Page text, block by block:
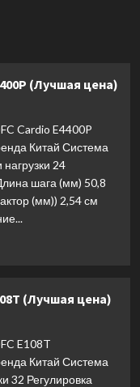
(Лучшая цена)
Cardio E4400P
Китай Система
24
шага (мм) 50,8
(мм)) 2,54 см
(Лучшая цена)
E108T
Китай Система
32 Регулировка